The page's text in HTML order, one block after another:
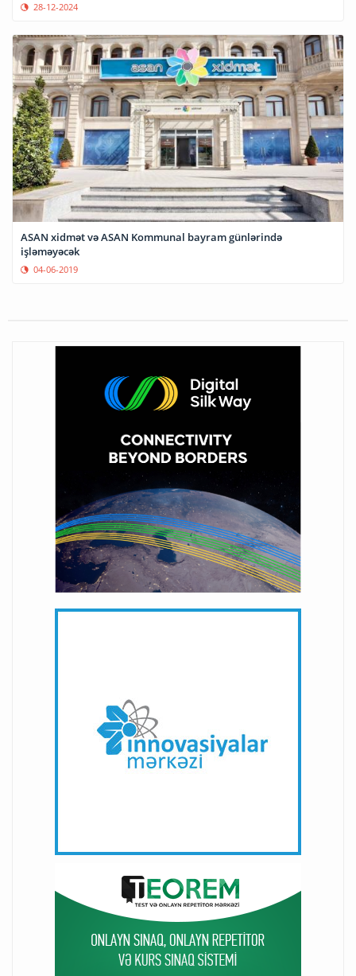
28-12-2024
ASAN xidmət və ASAN Kommunal bayram günlərində
işləməyəcək
04-06-2019